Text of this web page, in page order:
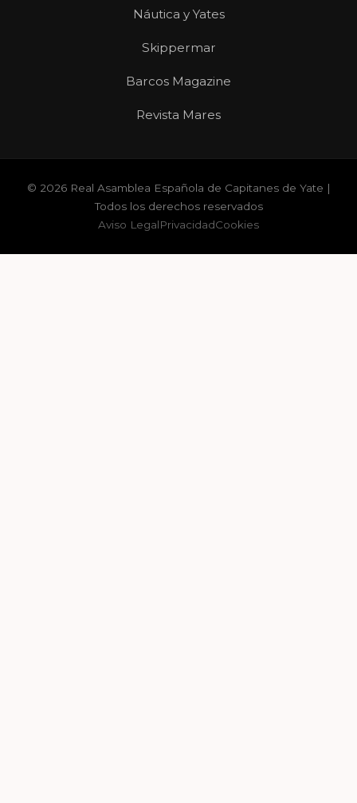
Náutica y Yates
Skippermar
Barcos Magazine
Revista Mares
© 2026 Real Asamblea Española de Capitanes de Yate |
Todos los derechos reservados
Aviso LegalPrivacidadCookies